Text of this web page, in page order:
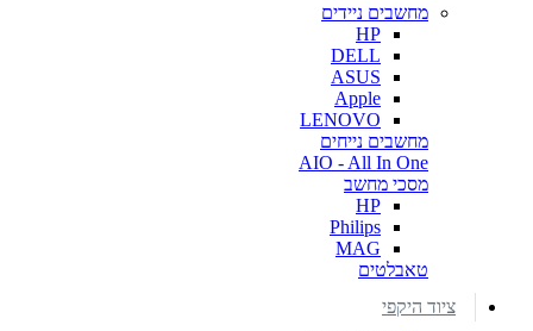
מחשבים ניידים
HP
DELL
ASUS
Apple
LENOVO
מחשבים נייחים
AIO - All In One
מסכי מחשב
HP
Philips
MAG
טאבלטים
ציוד היקפי